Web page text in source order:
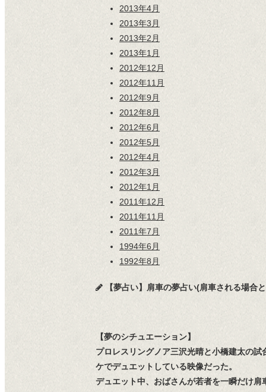
2013年4月
2013年3月
2013年2月
2013年1月
2012年12月
2012年11月
2012年9月
2012年8月
2012年6月
2012年5月
2012年4月
2012年3月
2012年1月
2011年12月
2011年11月
2011年7月
1994年6月
1992年8月
【夢占い】肩車の夢占い(肩車される場
【夢のシチュエーション】
プロレスリングノア三沢光晴と小橋建太の
ケでデュエットしている映像だった。
デュエット中、おばさんが若者を一瞬だけ